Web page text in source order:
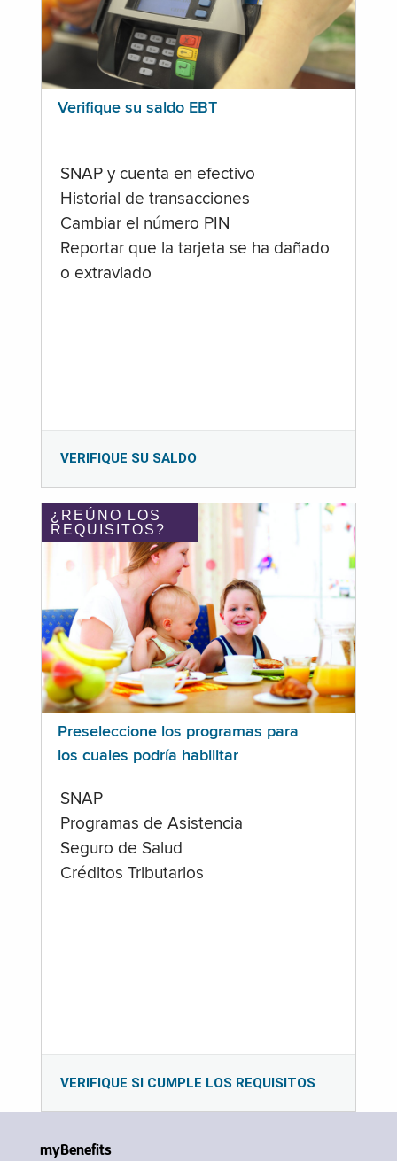
Verifique su saldo EBT
SNAP y cuenta en efectivo
Historial de transacciones
Cambiar el número PIN
Reportar que la tarjeta se ha dañado
o extraviado
VERIFIQUE SU SALDO
¿REÚNO LOS
REQUISITOS?
Preseleccione los programas para
los cuales podría habilitar
SNAP
Programas de Asistencia
Seguro de Salud
Créditos Tributarios
VERIFIQUE SI CUMPLE LOS REQUISITOS
myBenefits